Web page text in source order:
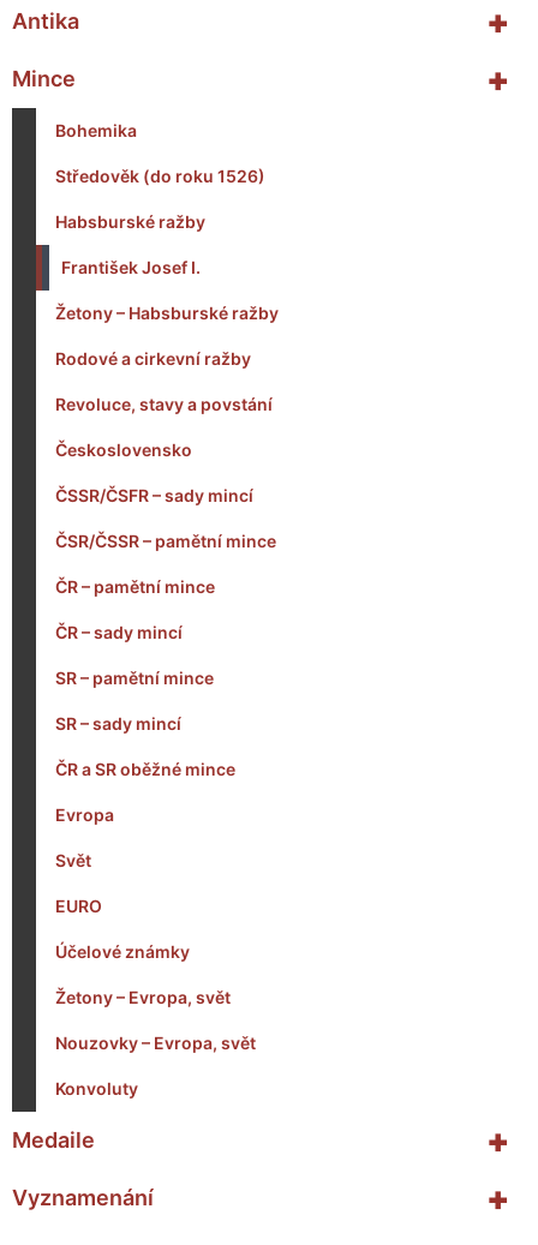
+
Antika
+
Mince
Bohemika
Středověk (do roku 1526)
Habsburské ražby
František Josef I.
Žetony – Habsburské ražby
Rodové a cirkevní ražby
Revoluce, stavy a povstání
Československo
ČSSR/ČSFR – sady mincí
ČSR/ČSSR – pamětní mince
ČR – pamětní mince
ČR – sady mincí
SR – pamětní mince
SR – sady mincí
ČR a SR oběžné mince
Evropa
Svět
EURO
Účelové známky
Žetony – Evropa, svět
Nouzovky – Evropa, svět
Konvoluty
+
Medaile
+
Vyznamenání